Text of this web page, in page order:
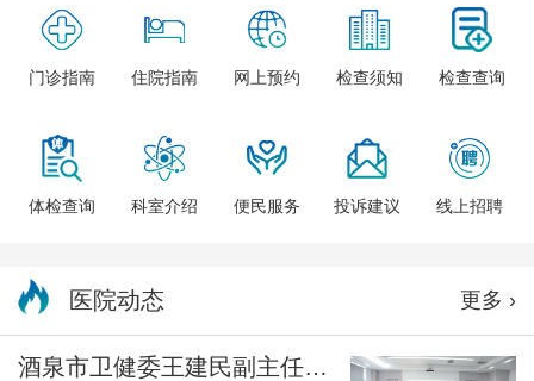
门诊指南 住院指南 网上预约 检查须知 检查查询
体检查询 科室介绍 便民服务 投诉建议 线上招聘
医院动态 更多 ›
酒泉市卫健委王建民副主任一行来院考察交流